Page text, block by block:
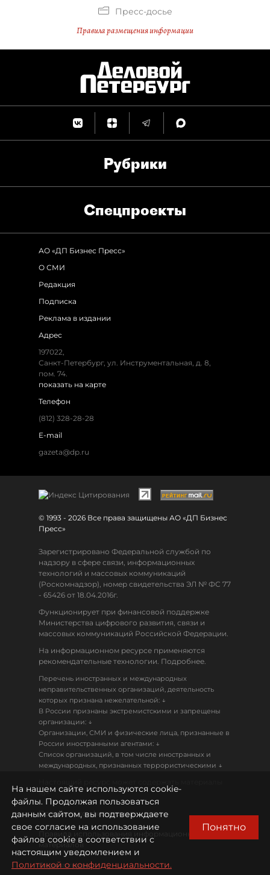
Пресс-досье
Правила размещения информации
Рубрики
Спец­проекты
АО «ДП Бизнес Пресс»
О СМИ
Редакция
Подписка
Реклама в издании
Адрес
197022,
Санкт-Петербург, ул. Инструментальная, д. 8,
пом. 74.
показать на карте
Телефон
(812) 328-28-28
E-mail
gazeta@dp.ru
© 1993 - 2026 Все права защищены АО «ДП Бизнес
Пресс»
Зарегистрировано Федеральной службой по
надзору в сфере связи, информационных
технологий и массовых коммуникаций
(Роскомнадзор), номер свидетельства ЭЛ № ФС 77
- 65426 от 18.04.2016г.
Функционирует при финансовой поддержке
Министерства цифрового развития, связи и
массовых коммуникаций Российской Федерации.
На информационном ресурсе применяются
рекомендательные технологии. Подробнее.
Перечень иностранных и международных
неправительственных организаций, деятельность
которых признана нежелательной: ↓
В России признаны экстремистскими и запрещены
организации: ↓
Организации, СМИ и физические лица, признанные в
России иностранными агентами: ↓
Список организаций, в том числе иностранных и
международных, признанных террористическими ↓
18+
Политика конфиденциальности
Правила использования информационных
материалов
Охрана труда
На нашем сайте используются cookie-
файлы. Продолжая пользоваться
данным сайтом, вы подтверждаете
свое согласие на использование
файлов cookie в соответствии с
настоящим уведомлением и
Политикой о конфиденциальности.
Понятно